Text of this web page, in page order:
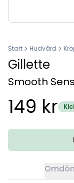
Start Hudvård
Gillette
Smooth
149 kr